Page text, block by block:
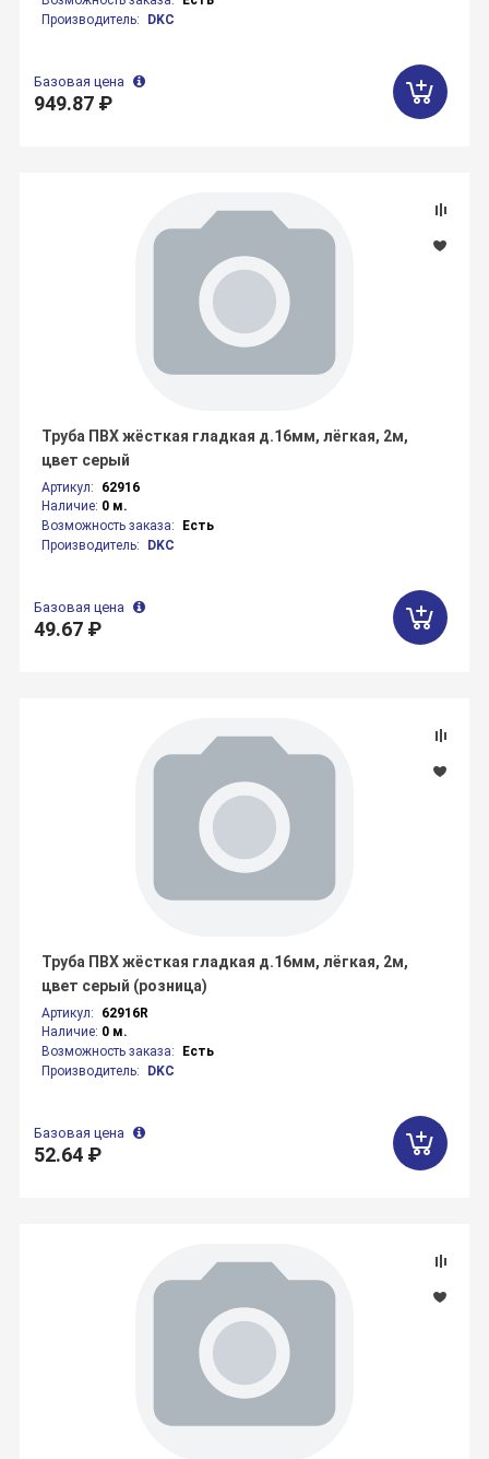
Производитель:
DKC
Базовая цена
949.87 ₽
Артикул:
62916
Наличие: 0 м.
Возможность заказа:
Есть
Производитель:
DKC
Труба ПВХ жёсткая гладкая д.16мм, лёгкая, 2м,
цвет серый
Базовая цена
49.67 ₽
Артикул:
62916R
Наличие: 0 м.
Возможность заказа:
Есть
Производитель:
DKC
Труба ПВХ жёсткая гладкая д.16мм, лёгкая, 2м,
цвет серый (розница)
Базовая цена
52.64 ₽